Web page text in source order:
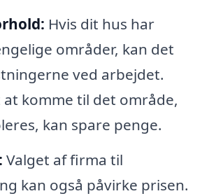
Hvis dit hus har
områder, kan det
ved arbejdet.
komme til det område,
kan spare penge.
Valget af firma til
kan også påvirke prisen.